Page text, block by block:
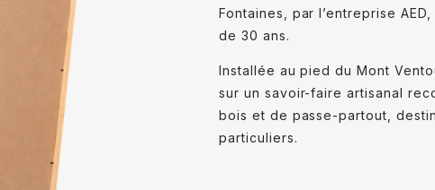
Fontaines, par l’entreprise
de 30 ans.
Installée au pied du Mont
sur un savoir-faire artisanal
bois et de passe-partout,
particuliers.